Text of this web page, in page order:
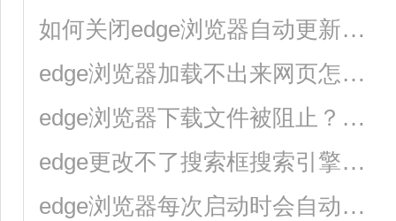
如何关闭edge浏览器自动更新？edge浏览器关闭自动更新的方法
edge浏览器加载不出来网页怎么办？
edge浏览器下载文件被阻止？快来试试这三种方法
edge更改不了搜索框搜索引擎怎么办？
edge浏览器每次启动时会自动跳转到百度页面的解决方法